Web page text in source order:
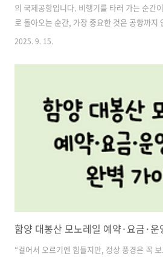
의 국제공항입니다. 비행기를 타러 가는 순간
로 돌아오는 순간, 가장 중요한 것은 공항까지
는 것입니다. 특히 이른 새벽이나 늦은 밤 도착
약 방법을 가장 쉽고 실용적인 순서로 총정리
요. 목차1. 인천공항 택시 예약이 필요한 이유
법 4가지 3. 상황별 추천 인천공항 택시 예약
시 유의사항 인천공항택시 예약하기1. 인천공
2025. 9. 15.
함양 대봉산 모노레일 예약·요금·
“걸어서 오르기엔 힘들지만, 정상 풍경은 꼭